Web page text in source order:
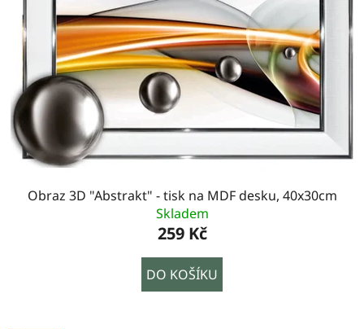
Obraz 3D "Abstrakt" - tisk na MDF desku, 40x30cm
Skladem
259 Kč
DO KOŠÍKU